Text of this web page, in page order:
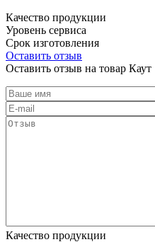
Качество продукции
Уровень сервиса
Срок изготовления
Оставить отзыв
Оставить отзыв на товар Каут
Качество продукции